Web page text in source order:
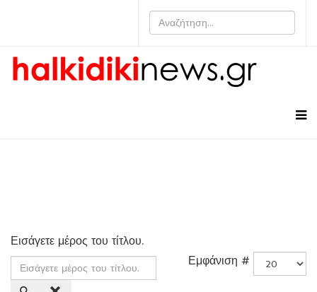
Εισάγετε μέρος του τίτλου.
Εμφάνιση #